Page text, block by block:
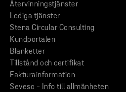
Återvinningstjänster
Lediga tjänster
Stena Circular Consulting
Kundportalen
Blanketter
Tillstånd och certifikat
Fakturainformation
Seveso - Info till allmänheten